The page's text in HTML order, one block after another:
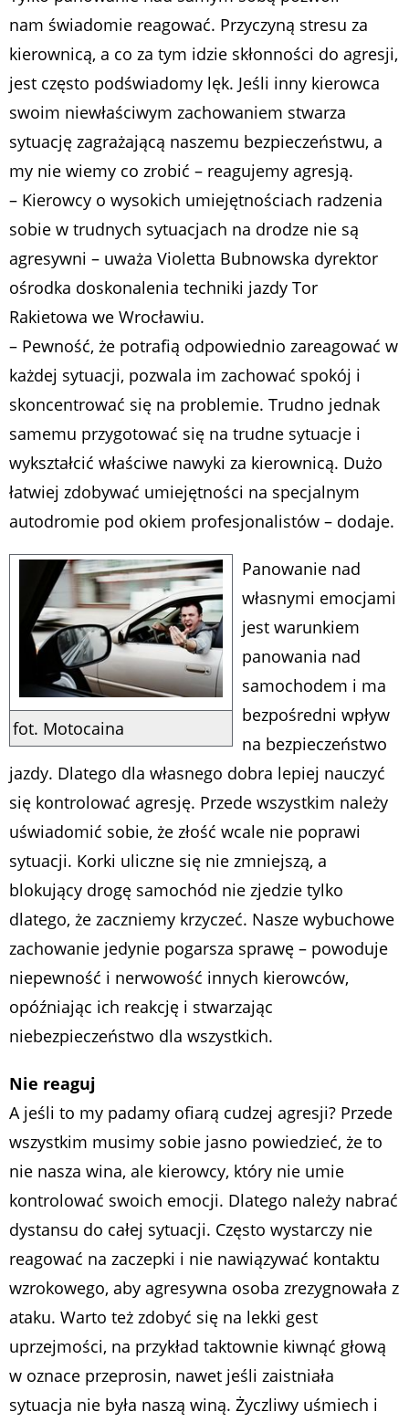
nam świadomie reagować. Przyczyną stresu za
kierownicą, a co za tym idzie skłonności do agresji,
jest często podświadomy lęk. Jeśli inny kierowca
swoim niewłaściwym zachowaniem stwarza
sytuację zagrażającą naszemu bezpieczeństwu, a
my nie wiemy co zrobić – reagujemy agresją.
– Kierowcy o wysokich umiejętnościach radzenia
sobie w trudnych sytuacjach na drodze nie są
agresywni – uważa Violetta Bubnowska dyrektor
ośrodka doskonalenia techniki jazdy Tor
Rakietowa we Wrocławiu.
– Pewność, że potrafią odpowiednio zareagować w
każdej sytuacji, pozwala im zachować spokój i
skoncentrować się na problemie. Trudno jednak
samemu przygotować się na trudne sytuacje i
wykształcić właściwe nawyki za kierownicą. Dużo
łatwiej zdobywać umiejętności na specjalnym
autodromie pod okiem profesjonalistów – dodaje.
fot. Motocaina
Panowanie nad
własnymi emocjami
jest warunkiem
panowania nad
samochodem i ma
bezpośredni wpływ
na bezpieczeństwo
jazdy. Dlatego dla własnego dobra lepiej nauczyć
się kontrolować agresję. Przede wszystkim należy
uświadomić sobie, że złość wcale nie poprawi
sytuacji. Korki uliczne się nie zmniejszą, a
blokujący drogę samochód nie zjedzie tylko
dlatego, że zaczniemy krzyczeć. Nasze wybuchowe
zachowanie jedynie pogarsza sprawę – powoduje
niepewność i nerwowość innych kierowców,
opóźniając ich reakcję i stwarzając
niebezpieczeństwo dla wszystkich.
Nie reaguj
A jeśli to my padamy ofiarą cudzej agresji? Przede
wszystkim musimy sobie jasno powiedzieć, że to
nie nasza wina, ale kierowcy, który nie umie
kontrolować swoich emocji. Dlatego należy nabrać
dystansu do całej sytuacji. Często wystarczy nie
reagować na zaczepki i nie nawiązywać kontaktu
wzrokowego, aby agresywna osoba zrezygnowała z
ataku. Warto też zdobyć się na lekki gest
uprzejmości, na przykład taktownie kiwnąć głową
w oznace przeprosin, nawet jeśli zaistniała
sytuacja nie była naszą winą. Życzliwy uśmiech i